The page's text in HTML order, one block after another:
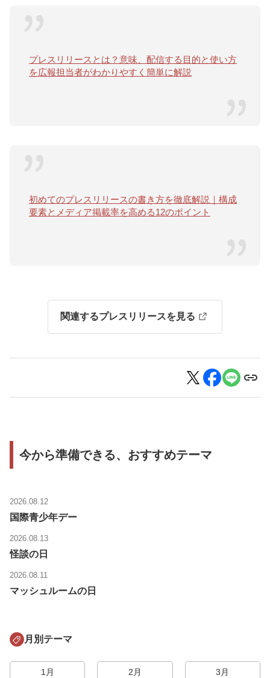
プレスリリースとは？意味、配信する目的と使い方
を広報担当者がわかりやすく簡単に解説
初めてのプレスリリースの書き方を徹底解説｜構成
要素とメディア掲載率を高める12のポイント
関連するプレスリリースを見る
今から準備できる、おすすめテーマ
2026.08.12
国際青少年デー
2026.08.13
怪談の日
2026.08.11
マッシュルームの日
月別テーマ
1月 2月 3月